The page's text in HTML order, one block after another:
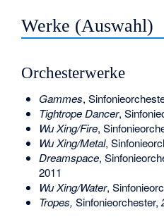
Werke (Auswahl)
Orchesterwerke
Gammes,
Tightrope Dancer,
Wu Xing/Fire,
Wu Xing/Metal,
Dreamspace,
2011
Wu Xing/Water,
Tropes, Sinfonieorchester,